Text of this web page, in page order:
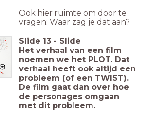
Ook hier ruimte om door te
vragen: Waar zag je dat aan?
Slide 13 - Slide
Het verhaal van een film
noemen we het PLOT. Dat
verhaal heeft ook altijd een
probleem (of een TWIST).
De film gaat dan over hoe
de personages omgaan
met dit probleem.